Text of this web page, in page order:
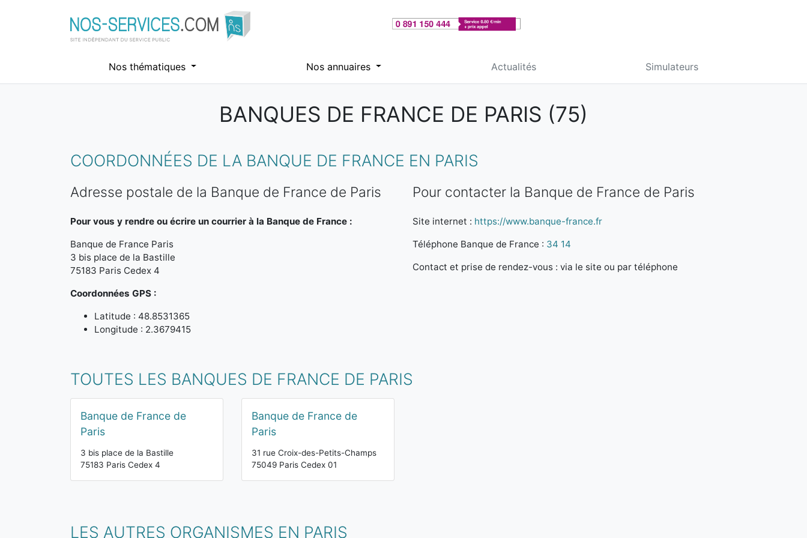
Nos thématiques Nos annuaires Actualités Simulateurs
BANQUES DE FRANCE DE PARIS (75)
COORDONNÉES DE LA BANQUE DE FRANCE EN PARIS
Adresse postale de la Banque de France de Paris
Pour vous y rendre ou écrire un courrier à la Banque de France :
Banque de France Paris
3 bis place de la Bastille
75183 Paris Cedex 4
Coordonnées GPS :
Latitude : 48.8531365
Longitude : 2.3679415
Pour contacter la Banque de France de Paris
Site internet : https://www.banque-france.fr
Téléphone Banque de France : 34 14
Contact et prise de rendez-vous : via le site ou par téléphone
TOUTES LES BANQUES DE FRANCE DE PARIS
Banque de France de
Paris
3 bis place de la Bastille
75183 Paris Cedex 4
Banque de France de
Paris
31 rue Croix-des-Petits-Champs
75049 Paris Cedex 01
LES AUTRES ORGANISMES EN PARIS